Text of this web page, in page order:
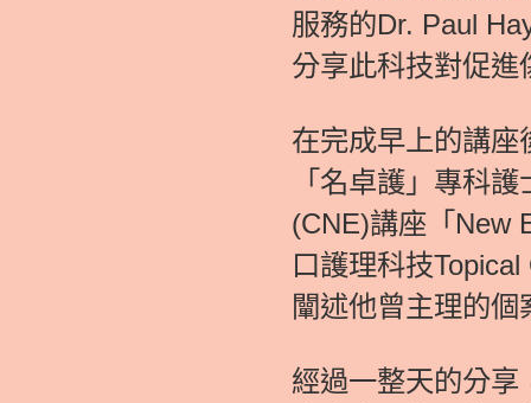
服務的Dr. Paul
分享此科技對促進
在完成早上的講座
「名卓護」專科
(CNE)講座「New
口護理科技
闡述他曾主理的
經過一整天的分享